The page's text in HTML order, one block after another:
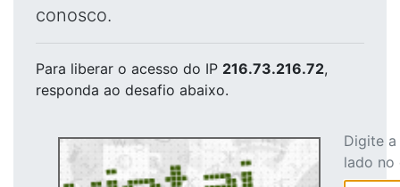
conosco.
Para liberar o acesso do IP 216.73.216.72,
responda ao desafio abaixo.
Digite
lado no